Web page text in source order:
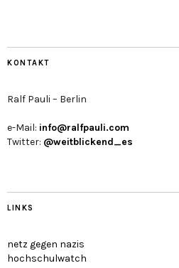
KONTAKT
Ralf Pauli – Berlin
e-Mail: info@ralfpauli.com
Twitter: @weitblickend_es
LINKS
netz gegen nazis
hochschulwatch